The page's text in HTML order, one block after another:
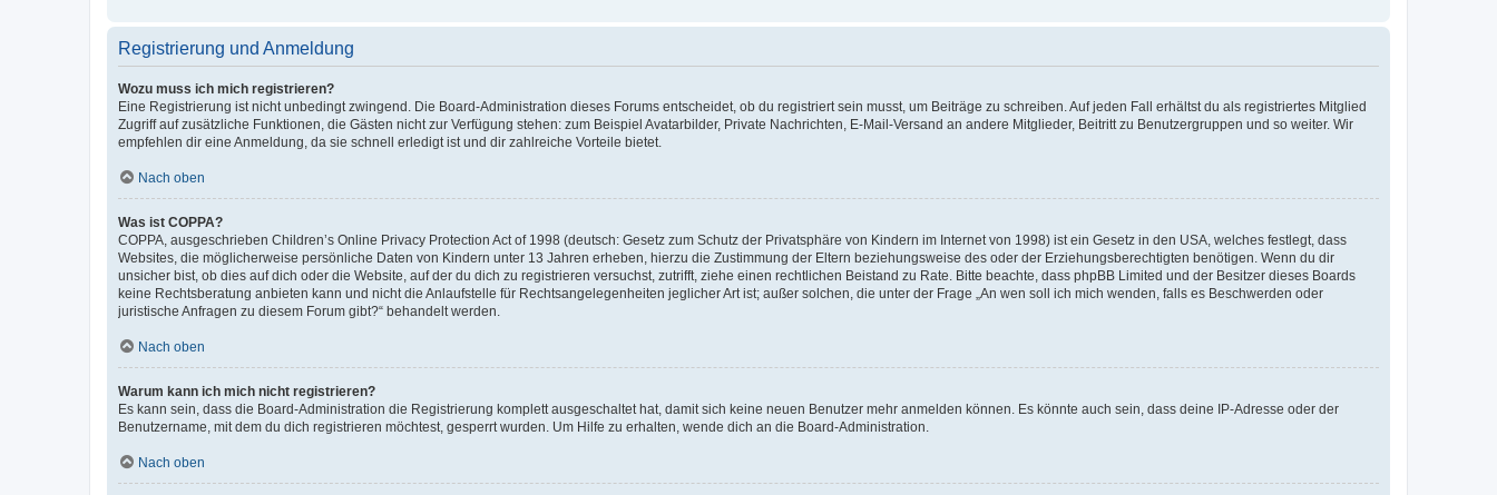
Registrierung und Anmeldung
Wozu muss ich mich registrieren?
Eine Registrierung ist nicht unbedingt zwingend. Die Board-Administration dieses Forums entscheidet, ob du registriert sein musst, um Beiträge zu schreiben. Auf jeden Fall erhältst du als registriertes Mitglied
Zugriff auf zusätzliche Funktionen, die Gästen nicht zur Verfügung stehen: zum Beispiel Avatarbilder, Private Nachrichten, E-Mail-Versand an andere Mitglieder, Beitritt zu Benutzergruppen und so weiter. Wir
empfehlen dir eine Anmeldung, da sie schnell erledigt ist und dir zahlreiche Vorteile bietet.
Nach oben
Was ist COPPA?
COPPA, ausgeschrieben Children’s Online Privacy Protection Act of 1998 (deutsch: Gesetz zum Schutz der Privatsphäre von Kindern im Internet von 1998) ist ein Gesetz in den USA, welches festlegt, dass
Websites, die möglicherweise persönliche Daten von Kindern unter 13 Jahren erheben, hierzu die Zustimmung der Eltern beziehungsweise des oder der Erziehungsberechtigten benötigen. Wenn du dir
unsicher bist, ob dies auf dich oder die Website, auf der du dich zu registrieren versuchst, zutrifft, ziehe einen rechtlichen Beistand zu Rate. Bitte beachte, dass phpBB Limited und der Besitzer dieses Boards
keine Rechtsberatung anbieten kann und nicht die Anlaufstelle für Rechtsangelegenheiten jeglicher Art ist; außer solchen, die unter der Frage „An wen soll ich mich wenden, falls es Beschwerden oder
juristische Anfragen zu diesem Forum gibt?“ behandelt werden.
Nach oben
Warum kann ich mich nicht registrieren?
Es kann sein, dass die Board-Administration die Registrierung komplett ausgeschaltet hat, damit sich keine neuen Benutzer mehr anmelden können. Es könnte auch sein, dass deine IP-Adresse oder der
Benutzername, mit dem du dich registrieren möchtest, gesperrt wurden. Um Hilfe zu erhalten, wende dich an die Board-Administration.
Nach oben